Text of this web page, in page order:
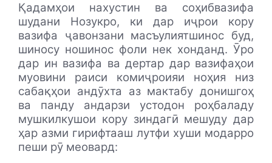
Қадамҳои нахустин ва соҳибвазифа
шудани Нозукро, ки дар иҷрои кору
вазифа ҷавонзани масъулиятшинос буд,
шиносу ношинос фоли нек хонданд. Ӯро
дар ин вазифа ва дертар дар вазифаҳои
муовини раиси комиҷроияи ноҳия низ
сабақҳои андӯхта аз мактабу донишгоҳ
ва панду андарзи устодон роҳбаладу
мушкилкушои кору зиндагӣ мешуду дар
ҳар азми гирифтааш лутфи хуши модарро
пеши рӯ меовард: